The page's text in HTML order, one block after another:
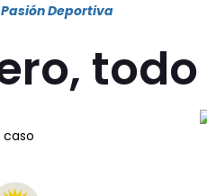
Pasión Deportiva
caso